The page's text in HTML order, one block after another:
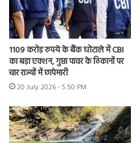
1109 करोड़ रुपये के बैंक घोटाले में CBI
का बड़ा एक्शन, गुप्ता पावर के ठिकानों पर
चार राज्यों में छापेमारी
20 July 2026 - 5:50 PM